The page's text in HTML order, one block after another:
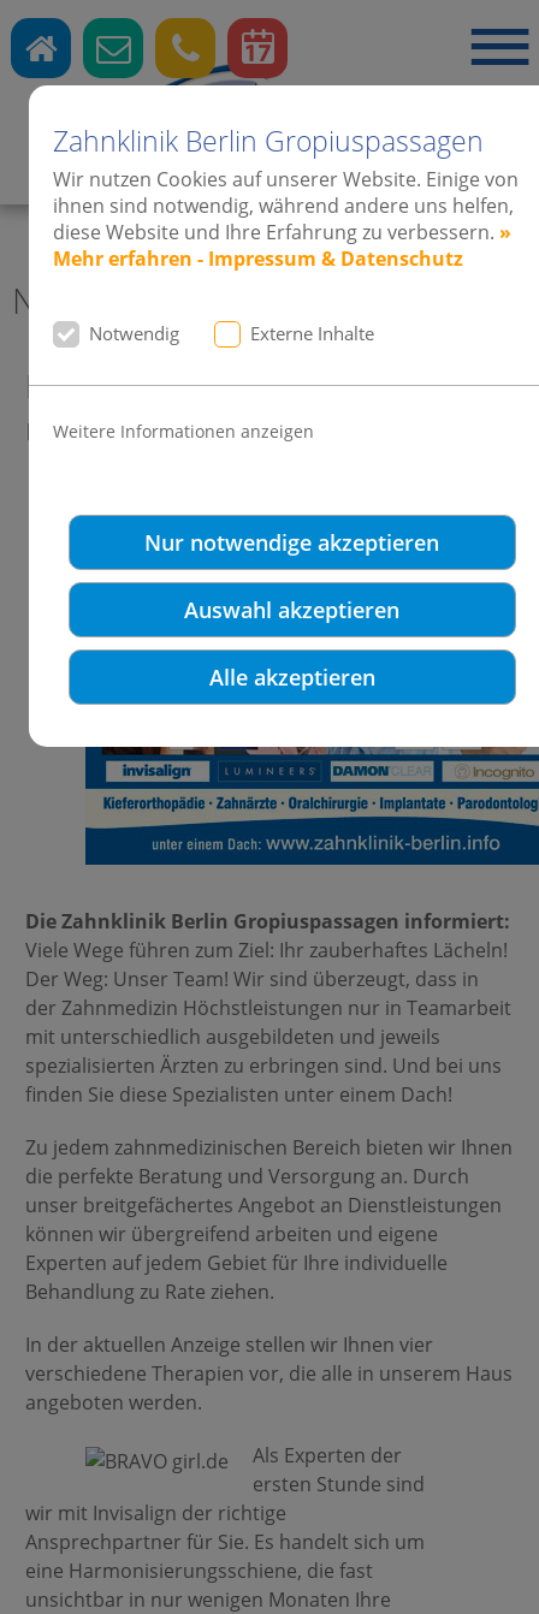
Zahnklinik Berlin Gropiuspassagen
Wir nutzen Cookies auf unserer Website. Einige von
ihnen sind notwendig, während andere uns helfen,
diese Website und Ihre Erfahrung zu verbessern. »
Mehr erfahren - Impressum & Datenschutz
Notwendig Externe Inhalte
Weitere Informationen anzeigen
Nur notwendige akzeptieren
Auswahl akzeptieren
Alle akzeptieren
Zahnärzte · Kieferorthopädie ·Implantate
News 2011 Zahnklinik Berlin
Ein zauberhaftes Lächeln - dank
modernster Therapien!
Die Zahnklinik Berlin Gropiuspassagen informiert:
Viele Wege führen zum Ziel: Ihr zauberhaftes Lächeln!
Der Weg: Unser Team! Wir sind überzeugt, dass in
der Zahnmedizin Höchstleistungen nur in Teamarbeit
mit unterschiedlich ausgebildeten und jeweils
spezialisierten Ärzten zu erbringen sind. Und bei uns
finden Sie diese Spezialisten unter einem Dach!
Zu jedem zahnmedizinischen Bereich bieten wir Ihnen
die perfekte Beratung und Versorgung an. Durch
unser breitgefächertes Angebot an Dienstleistungen
können wir übergreifend arbeiten und eigene
Experten auf jedem Gebiet für Ihre individuelle
Behandlung zu Rate ziehen.
In der aktuellen Anzeige stellen wir Ihnen vier
verschiedene Therapien vor, die alle in unserem Haus
angeboten werden.
Als Experten der
ersten Stunde sind
wir mit Invisalign der richtige
Ansprechpartner für Sie. Es handelt sich um
eine Harmonisierungsschiene, die fast
unsichtbar in nur wenigen Monaten Ihre